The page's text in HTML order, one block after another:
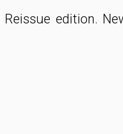
edition.